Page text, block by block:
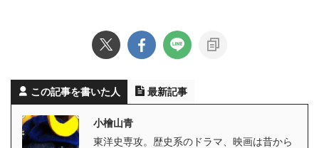
この記事を書いた人 最新記事
小檜山青
東洋史専攻。歴史系のドラマ、映画は昔から